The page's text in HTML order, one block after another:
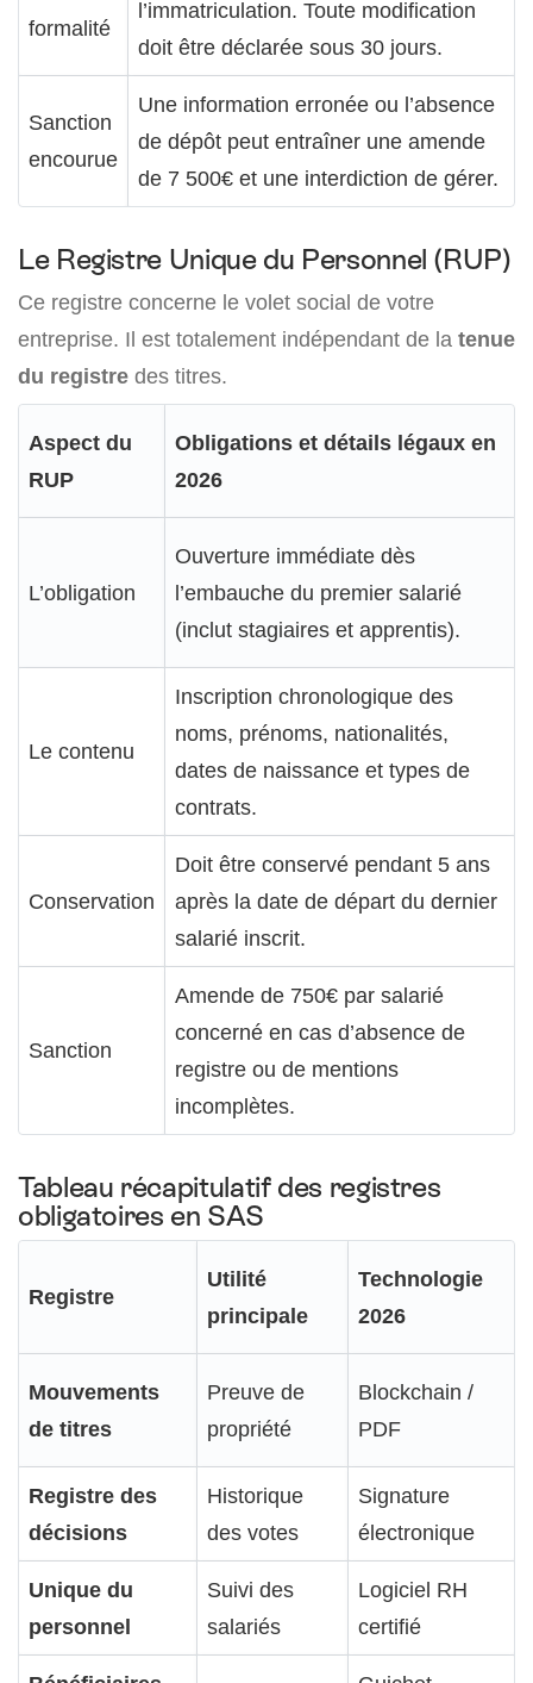
formalité
l’immatriculation. Toute modification
doit être déclarée sous 30 jours.
Sanction
encourue
Une information erronée ou l’absence
de dépôt peut entraîner une amende
de 7 500€ et une interdiction de gérer.
Le Registre Unique du Personnel (RUP)
Ce registre concerne le volet social de votre
entreprise. Il est totalement indépendant de la tenue
du registre des titres.
Aspect du
RUP
Obligations et détails légaux en
2026
L’obligation
Ouverture immédiate dès
l’embauche du premier salarié
(inclut stagiaires et apprentis).
Le contenu
Inscription chronologique des
noms, prénoms, nationalités,
dates de naissance et types de
contrats.
Conservation
Doit être conservé pendant 5 ans
après la date de départ du dernier
salarié inscrit.
Sanction
Amende de 750€ par salarié
concerné en cas d’absence de
registre ou de mentions
incomplètes.
Tableau récapitulatif des registres
obligatoires en SAS
Registre
Utilité
principale
Technologie
2026
Mouvements
de titres
Preuve de
propriété
Blockchain /
PDF
Registre des
décisions
Historique
des votes
Signature
électronique
Unique du
personnel
Suivi des
salariés
Logiciel RH
certifié